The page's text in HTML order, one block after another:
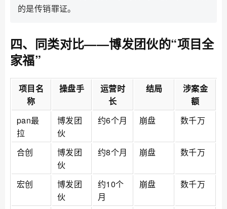
的是传销罪证。
四、同类对比——博发团伙的“项目全
家福”
项目名
称
操盘手
运营时
长
结局
涉案金
额
pan最
拉
博发团
伙
约6个月 崩盘 数千万
合创
博发团
伙
约8个月 崩盘 数千万
宏创
博发团
伙
约10个
月
崩盘 数千万